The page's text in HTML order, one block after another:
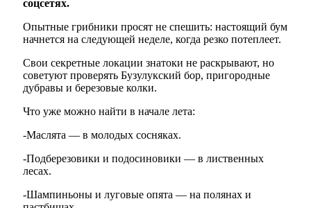
соцсетях.
Опытные грибники просят не спешить: настоящий бум
начнется на следующей неделе, когда резко потеплеет.
Свои секретные локации знатоки не раскрывают, но
советуют проверять Бузулукский бор, пригородные
дубравы и березовые колки.
Что уже можно найти в начале лета:
-Маслята — в молодых сосняках.
-Подберезовики и подосиновики — в лиственных
лесах.
-Шампиньоны и луговые опята — на полянах и